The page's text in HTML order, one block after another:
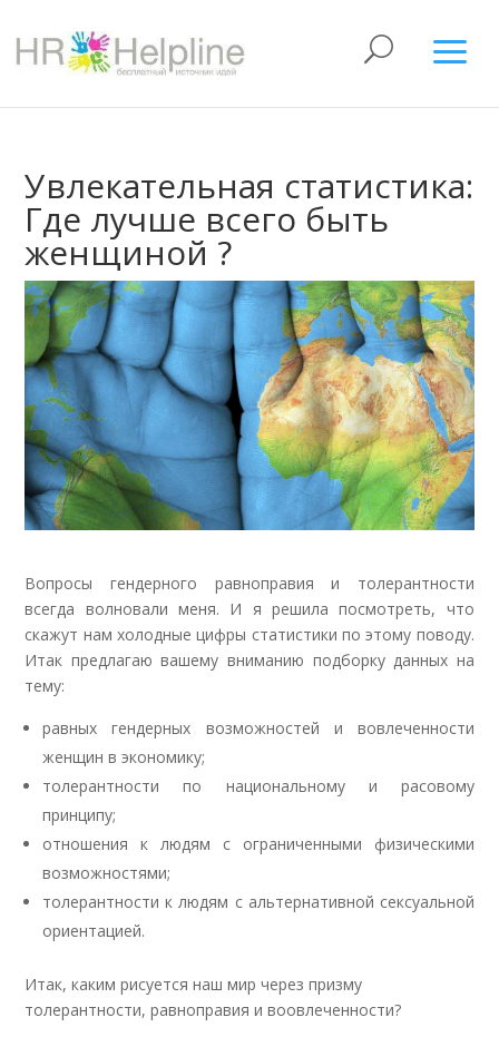
Увлекательная статистика:
Где лучше всего быть
женщиной ?
Вопросы гендерного равноправия и толерантности
всегда волновали меня. И я решила посмотреть, что
скажут нам холодные цифры статистики по этому поводу.
Итак предлагаю вашему вниманию подборку данных на
тему:
равных гендерных возможностей и вовлеченности
женщин в экономику;
толерантности по национальному и расовому
принципу;
отношения к людям с ограниченными физическими
возможностями;
толерантности к людям с альтернативной сексуальной
ориентацией.
Итак, каким рисуется наш мир через призму
толерантности, равноправия и воовлеченности?